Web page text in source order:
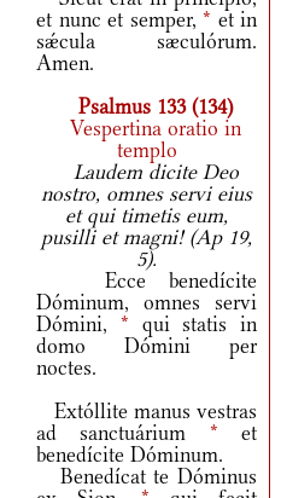
et nunc et semper, * et in
sǽcula sæculórum.
Amen.
Psalmus 133 (134)
Vespertina oratio in
templo
Laudem dicite Deo
nostro, omnes servi eius
et qui timetis eum,
pusilli et magni! (Ap 19,
5).
Ecce benedícite
Dóminum, omnes servi
Dómini, * qui statis in
domo Dómini per
noctes.
Extóllite manus vestras
ad sanctuárium * et
benedícite Dóminum.
Benedícat te Dóminus